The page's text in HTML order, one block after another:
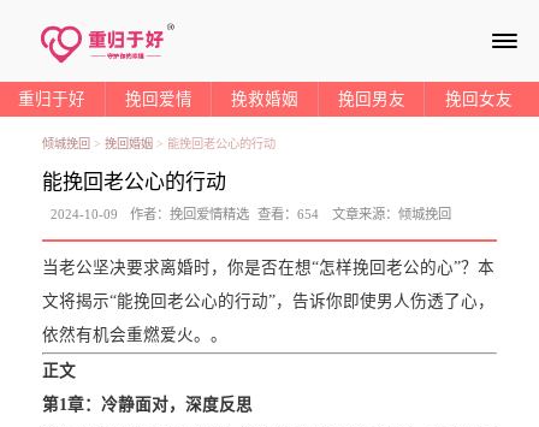
≡
重归于好 挽回爱情 挽救婚姻 挽回男友 挽回女友
倾城挽回 > 挽回婚姻 > 能挽回老公心的行动
能挽回老公心的行动
2024-10-09 作者：挽回爱情精选 查看：654 文章来源： 倾城挽回
当老公坚决要求离婚时，你是否在想“怎样挽回老公的心”？本
文将揭示“能挽回老公心的行动”，告诉你即使男人伤透了心，
依然有机会重燃爱火。。
正文
第1章：冷静面对，深度反思